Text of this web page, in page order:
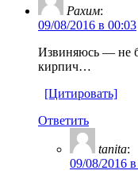
Рахим:
09/08/2016 в 00:03
Извиняюсь — не
кирпич…
[Цитировать]
Ответить
tanita:
09/08/2016 в